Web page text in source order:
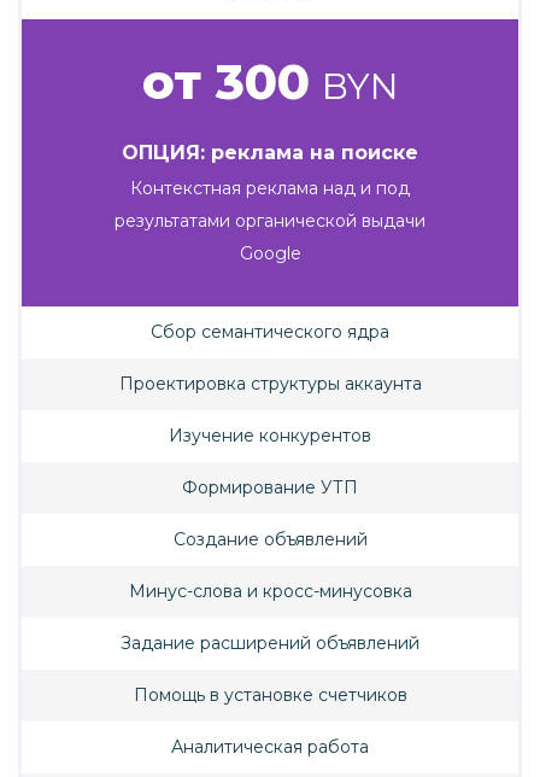
от 300 BYN
ОПЦИЯ: реклама на поиске
Контекстная реклама над и под
результатами органической выдачи
Google
Сбор семантического ядра
Проектировка структуры аккаунта
Изучение конкурентов
Формирование УТП
Создание объявлений
Минус-слова и кросс-минусовка
Задание расширений объявлений
Помощь в установке счетчиков
Аналитическая работа